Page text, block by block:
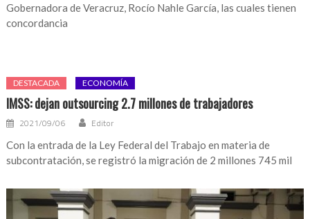
Gobernadora de Veracruz, Rocío Nahle García, las cuales tienen
concordancia
DESTACADA ECONOMÍA
IMSS: dejan outsourcing 2.7 millones de trabajadores
2021/09/06 Editor
Con la entrada de la Ley Federal del Trabajo en materia de
subcontratación, se registró la migración de 2 millones 745 mil